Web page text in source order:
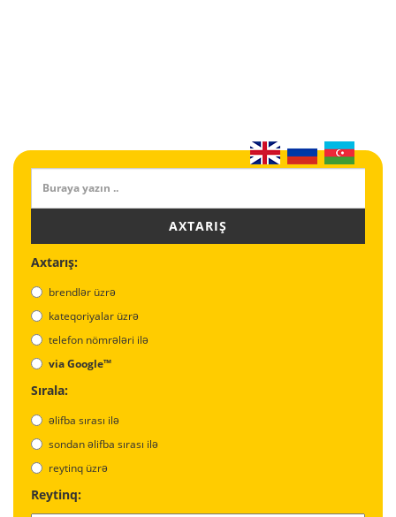
AXTARIŞ
Axtarış:
brendlər üzrə
kateqoriyalar üzrə
telefon nömrələri ilə
via Google™
Sırala:
əlifba sırası ilə
sondan əlifba sırası ilə
reytinq üzrə
Reytinq: